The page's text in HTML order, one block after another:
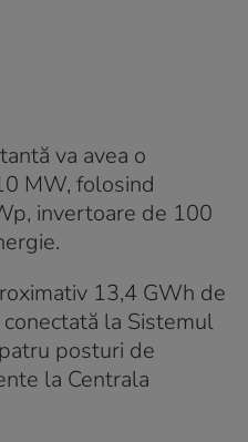
va avea o
MW, folosind
invertoare de 100
13,4 GWh de
la Sistemul
posturi de
la Centrala